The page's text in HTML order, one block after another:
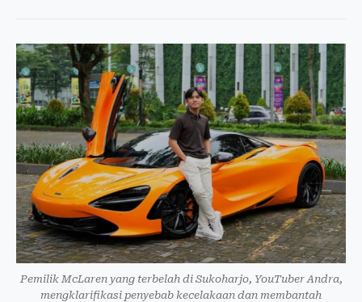
Pemilik McLaren yang terbelah di Sukoharjo, YouTuber Andra,
mengklarifikasi penyebab kecelakaan dan membantah